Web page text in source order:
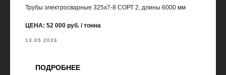
Трубы электросварные 325х7-8 СОРТ 2, длины 6000 мм
ЦЕНА: 52 000 руб. / тонна
13.05.2026
ПОДРОБНЕЕ